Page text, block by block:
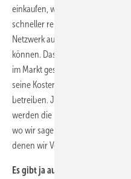
einkaufen, wir hingegen können
schneller reparieren. Wir als
Netzwerk aufgebaut, um
können. Das gleicht sich aus.
im Markt gesunken. Was gut ist,
seine Kostensituation zu
betreiben. Jetzt ist die Talsohle
werden die Preise steigen.
wo wir sagen: Hier steigen wir
denen wir Verluste machen.
Es gibt ja auch Berechnungen,